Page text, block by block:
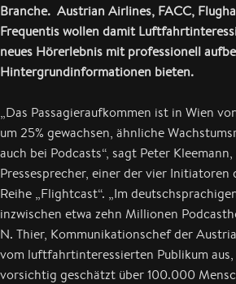
Branche. Austrian Airlines, FACC,
Frequentis wollen damit
neues Hörerlebnis mit professionell
Hintergrundinformationen bieten.
„Das Passagieraufkommen ist in Wien
um 25% gewachsen, ähnliche
auch bei Podcasts“, sagt Peter
Pressesprecher, einer der vier Initiatoren
Reihe „Flightcast“. „Im
inzwischen etwa zehn Millionen
N. Thier, Kommunikationschef der
vom luftfahrtinteressierten Publikum
vorsichtig geschätzt über 100.000